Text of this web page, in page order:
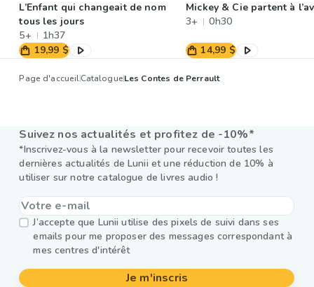
L’Enfant qui changeait de nom
tous les jours
5+
1h37
19,99 $
Mickey & Cie partent à
3+
0h30
14,99 $
Page d'accueilCatalogueLes Contes de Perrault
Suivez nos actualités et profitez de -10%*
*Inscrivez-vous à la newsletter pour recevoir toutes les
dernières actualités de Lunii et une réduction de 10% à
utiliser sur notre catalogue de livres audio !
J’accepte que Lunii utilise des pixels de suivi dans ses
emails pour me proposer des messages correspondant à
mes centres d'intérêt
Je m'inscris